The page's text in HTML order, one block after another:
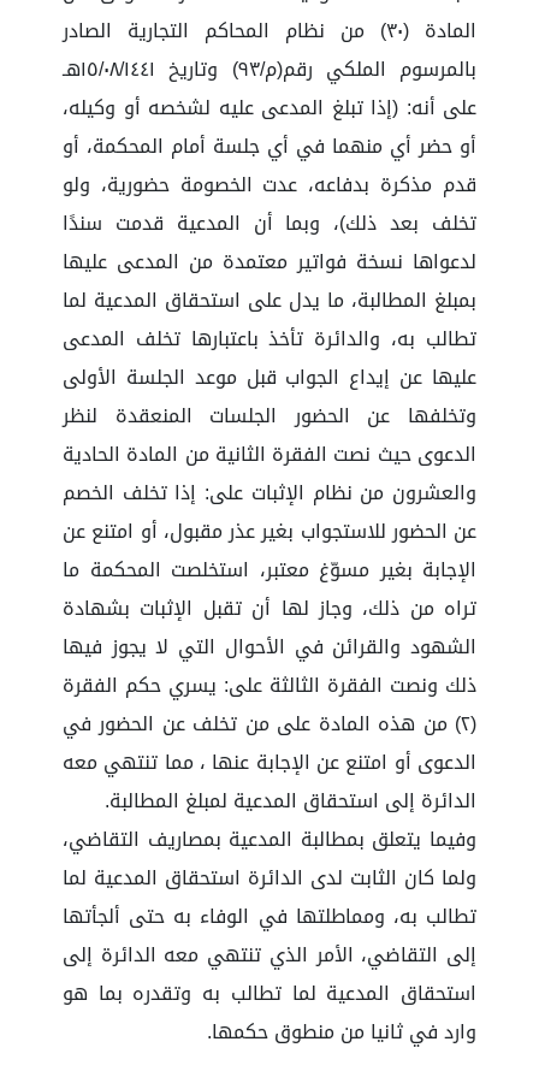
المادة (٣٠) من نظام المحاكم التجارية الصادر
بالمرسوم الملكي رقم(م/٩٣) وتاريخ ١٥/٠٨/١٤٤١هـ
على أنه: (إذا تبلغ المدعى عليه لشخصه أو وكيله،
أو حضر أي منهما في أي جلسة أمام المحكمة، أو
قدم مذكرة بدفاعه، عدت الخصومة حضورية، ولو
تخلف بعد ذلك)، وبما أن المدعية قدمت سندًا
لدعواها نسخة فواتير معتمدة من المدعى عليها
بمبلغ المطالبة، ما يدل على استحقاق المدعية لما
تطالب به، والدائرة تأخذ باعتبارها تخلف المدعى
عليها عن إيداع الجواب قبل موعد الجلسة الأولى
وتخلفها عن الحضور الجلسات المنعقدة لنظر
الدعوى حيث نصت الفقرة الثانية من المادة الحادية
والعشرون من نظام الإثبات على: إذا تخلف الخصم
عن الحضور للاستجواب بغير عذر مقبول، أو امتنع عن
الإجابة بغير مسوّغ معتبر، استخلصت المحكمة ما
تراه من ذلك، وجاز لها أن تقبل الإثبات بشهادة
الشهود والقرائن في الأحوال التي لا يجوز فيها
ذلك ونصت الفقرة الثالثة على: يسري حكم الفقرة
(٢) من هذه المادة على من تخلف عن الحضور في
الدعوى أو امتنع عن الإجابة عنها ، مما تنتهي معه
الدائرة إلى استحقاق المدعية لمبلغ المطالبة.
وفيما يتعلق بمطالبة المدعية بمصاريف التقاضي،
ولما كان الثابت لدى الدائرة استحقاق المدعية لما
تطالب به، ومماطلتها في الوفاء به حتى ألجأتها
إلى التقاضي، الأمر الذي تنتهي معه الدائرة إلى
استحقاق المدعية لما تطالب به وتقدره بما هو
وارد في ثانيا من منطوق حكمها.